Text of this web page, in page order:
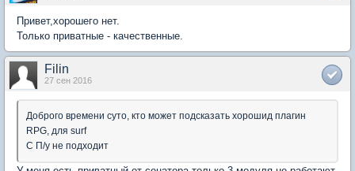
Привет,хорошего нет.
Только приватные - качественные.
Filin
27 сен 2016
Доброго времени суто, кто может подсказать хорошид плагин
RPG, для surf
С П/у не подходит